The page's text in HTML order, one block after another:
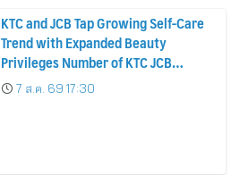
KTC and JCB Tap Growing Self-Care
Trend with Expanded Beauty
Privileges Number of KTC JCB
Cardmembers Spending on
Cosmetics Rises 26%
7 ส.ค. 69 17:30